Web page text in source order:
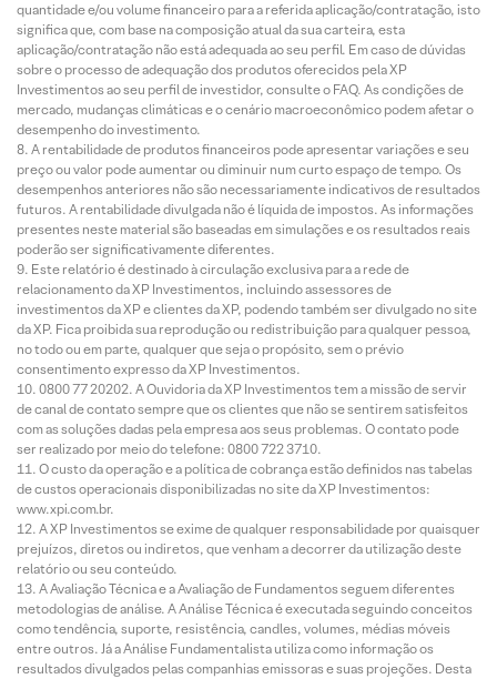
quantidade e/ou volume financeiro para a referida aplicação/contratação, isto
significa que, com base na composição atual da sua carteira, esta
aplicação/contratação não está adequada ao seu perfil. Em caso de dúvidas
sobre o processo de adequação dos produtos oferecidos pela XP
Investimentos ao seu perfil de investidor, consulte o FAQ. As condições de
mercado, mudanças climáticas e o cenário macroeconômico podem afetar o
desempenho do investimento.
A rentabilidade de produtos financeiros pode apresentar variações e seu
preço ou valor pode aumentar ou diminuir num curto espaço de tempo. Os
desempenhos anteriores não são necessariamente indicativos de resultados
futuros. A rentabilidade divulgada não é líquida de impostos. As informações
presentes neste material são baseadas em simulações e os resultados reais
poderão ser significativamente diferentes.
Este relatório é destinado à circulação exclusiva para a rede de
relacionamento da XP Investimentos, incluindo assessores de
investimentos da XP e clientes da XP, podendo também ser divulgado no site
da XP. Fica proibida sua reprodução ou redistribuição para qualquer pessoa,
no todo ou em parte, qualquer que seja o propósito, sem o prévio
consentimento expresso da XP Investimentos.
0800 77 20202. A Ouvidoria da XP Investimentos tem a missão de servir
de canal de contato sempre que os clientes que não se sentirem satisfeitos
com as soluções dadas pela empresa aos seus problemas. O contato pode
ser realizado por meio do telefone: 0800 722 3710.
O custo da operação e a política de cobrança estão definidos nas tabelas
de custos operacionais disponibilizadas no site da XP Investimentos:
www.xpi.com.br.
A XP Investimentos se exime de qualquer responsabilidade por quaisquer
prejuízos, diretos ou indiretos, que venham a decorrer da utilização deste
relatório ou seu conteúdo.
A Avaliação Técnica e a Avaliação de Fundamentos seguem diferentes
metodologias de análise. A Análise Técnica é executada seguindo conceitos
como tendência, suporte, resistência, candles, volumes, médias móveis
entre outros. Já a Análise Fundamentalista utiliza como informação os
resultados divulgados pelas companhias emissoras e suas projeções. Desta